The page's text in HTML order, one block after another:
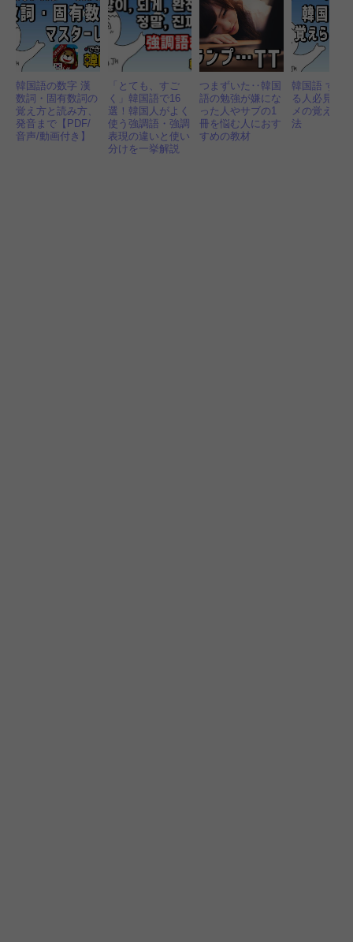
韓国語の数字 漢
数詞・固有数詞の
覚え方と読み方、
発音まで【PDF/
音声/動画付き】
「とても、すご
く」韓国語で16
選！韓国人がよく
使う強調語・強調
表現の違いと使い
分けを一挙解説
つまずいた‥韓国
語の勉強が嫌にな
った人やサブの1
冊を悩む人におす
すめの教材
韓国語 すぐ
る人必見！
メの覚え方
法